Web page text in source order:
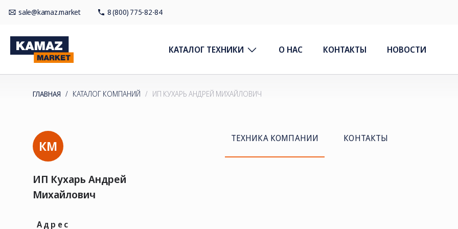
sale@kamaz.market 8 (800) 775-82-84
КАТАЛОГ ТЕХНИКИ О НАС КОНТАКТЫ НОВОСТИ
ГЛАВНАЯ / КАТАЛОГ КОМПАНИЙ / ИП КУХАРЬ АНДРЕЙ МИХАЙЛОВИЧ
КМ
ИП Кухарь Андрей
Михайлович
Адрес
ТЕХНИКА КОМПАНИИ КОНТАКТЫ